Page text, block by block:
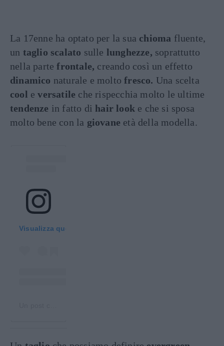
La 17enne ha optato per la sua chioma fluente,
un taglio scalato sulle lunghezze, soprattutto
nella partefrontale, creando così un effetto
dinamico naturale e moltofresco. Una scelta
cool eversatile che rispecchia molto le ultime
tendenze in fatto di hair look e che si sposa
molto bene con la giovane età della modella.
Visualizza questo post su Instagram